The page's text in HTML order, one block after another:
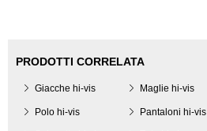
PRODOTTI CORRELATA
Giacche hi-vis Maglie hi-vis
Polo hi-vis Pantaloni hi-vis